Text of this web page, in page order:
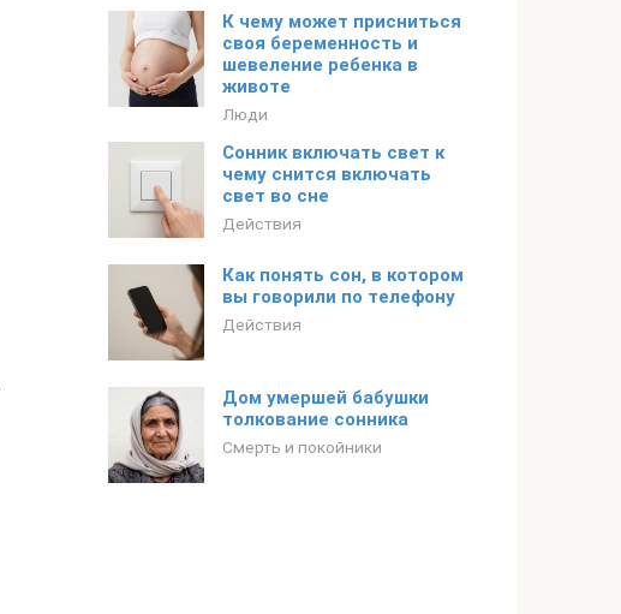
К чему может присниться
своя беременность и
шевеление ребенка в
животе
Люди
Сонник включать свет к
чему снится включать
свет во сне
Действия
Как понять сон, в котором
вы говорили по телефону
Действия
Дом умершей бабушки
толкование сонника
Смерть и покойники